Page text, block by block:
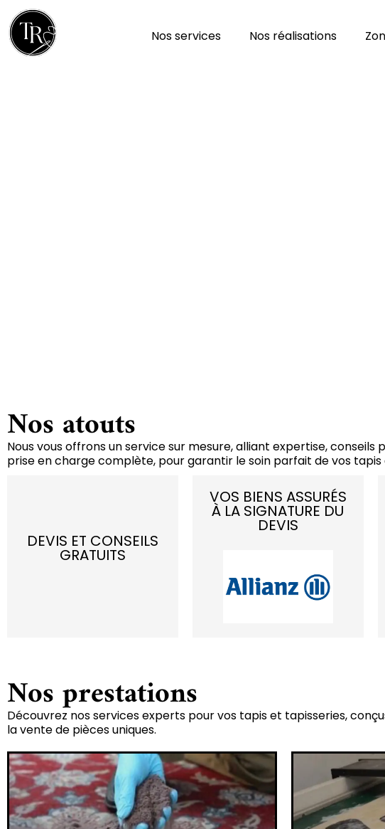
Nos services Nos réalisations
Nos atouts
Nous vous offrons un service sur mesure, alliant expertise, conseils
prise en charge complète, pour garantir le soin parfait de vos tapis
DEVIS ET CONSEILS
GRATUITS
VOS BIENS ASSURÉS
À LA SIGNATURE DU
DEVIS
Nos prestations
Découvrez nos services experts pour vos tapis et tapisseries,
la vente de pièces uniques.